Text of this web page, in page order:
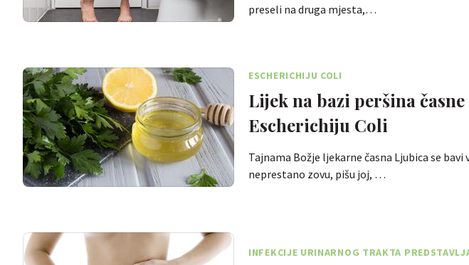
preseli na druga mjesta,…
ESCHERICHIJU COLI
Lijek na bazi peršina
Escherichiju Coli
Tajnama Božje ljekarne časna Ljubica se
neprestano zovu, pišu joj, …
INFEKCIJE URINARNOG TRAKTA